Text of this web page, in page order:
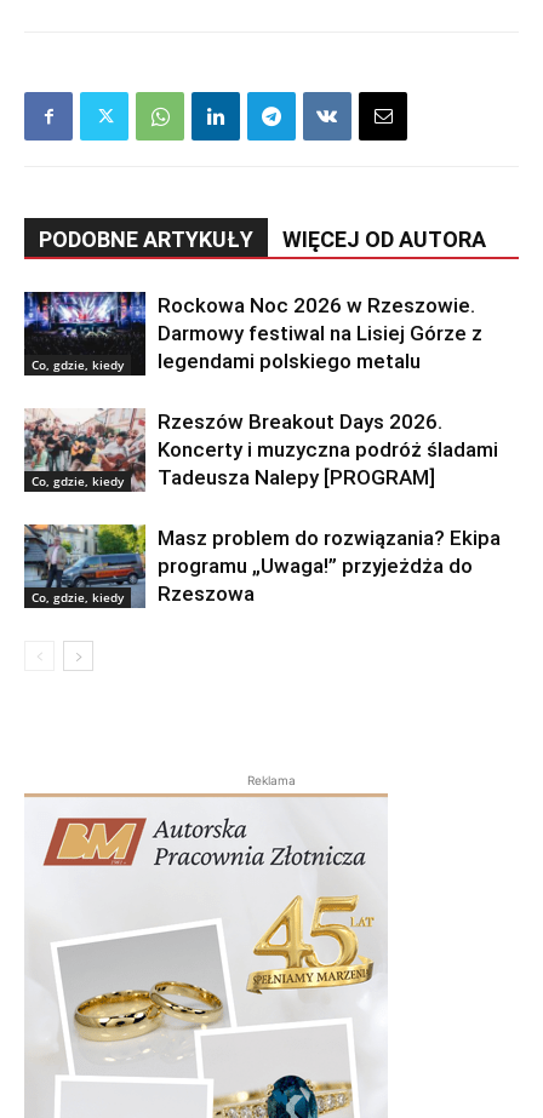
PODOBNE ARTYKUŁY WIĘCEJ OD AUTORA
Co, gdzie, kiedy
Rockowa Noc 2026 w Rzeszowie.
Darmowy festiwal na Lisiej Górze z
legendami polskiego metalu
Co, gdzie, kiedy
Rzeszów Breakout Days 2026.
Koncerty i muzyczna podróż śladami
Tadeusza Nalepy [PROGRAM]
Co, gdzie, kiedy
Masz problem do rozwiązania? Ekipa
programu „Uwaga!” przyjeżdża do
Rzeszowa
Reklama